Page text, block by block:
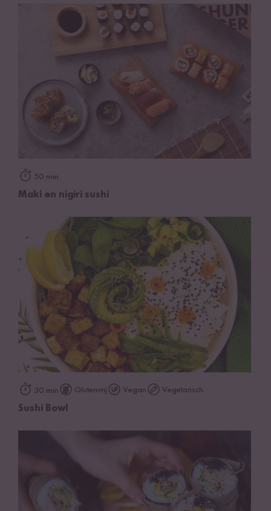
50 min
Maki en nigiri sushi
30 min Glutenvrij Vegan Vegetarisch
Sushi Bowl